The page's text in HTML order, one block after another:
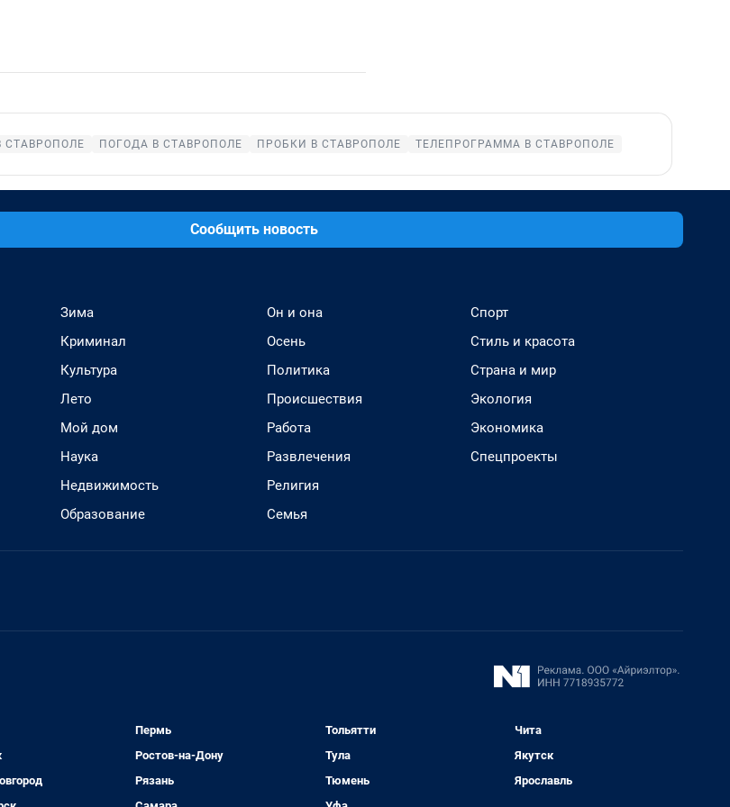
СТАВРОПОЛЕ ПОГОДА В СТАВРОПОЛЕ ПРОБКИ В СТАВРОПОЛЕ ТЕЛЕПРОГРАММА В СТАВРОПОЛЕ
Сообщить новость
Зима
Криминал
Культура
Лето
Мой дом
Наука
Недвижимость
Образование
Он и она
Осень
Политика
Происшествия
Работа
Развлечения
Религия
Семья
Спорт
Стиль и красота
Страна и мир
Экология
Экономика
Спецпроекты
Пермь
Ростов-на-Дону
Рязань
Тольятти
Тула
Тюмень
Чита
Якутск
Ярославль